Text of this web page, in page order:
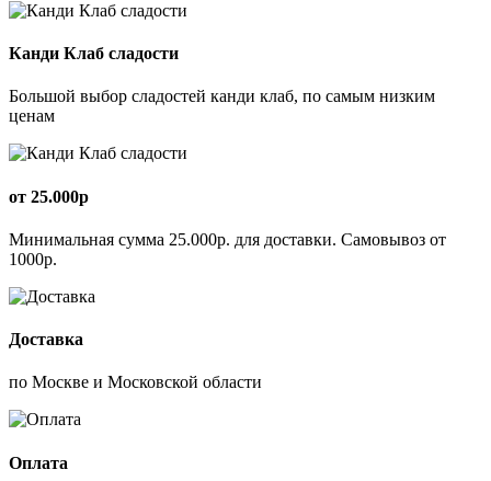
Канди Клаб сладости
Большой выбор сладостей канди клаб, по самым низким
ценам
от 25.000р
Минимальная сумма 25.000р. для доставки. Самовывоз от
1000р.
Доставка
по Москве и Московской области
Оплата